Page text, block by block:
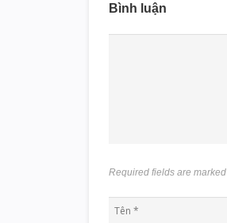
Bình luận
Required fields are marked